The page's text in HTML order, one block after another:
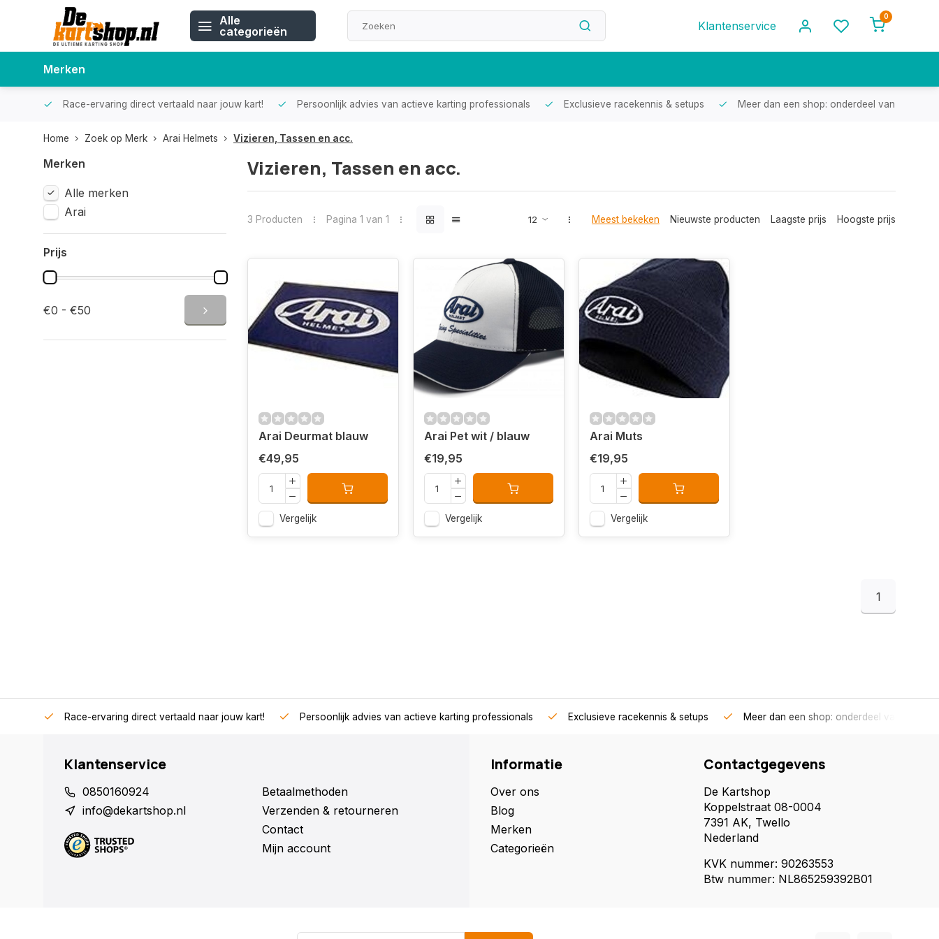
Alle
categorieën
Klantenservice
0
Merken
Race-ervaring direct vertaald naar jouw kart! Persoonlijk advies van actieve karting professionals Exclusieve racekennis & setups Meer dan een shop: onderdeel van een
Home Zoek op Merk Arai Helmets Vizieren, Tassen en acc.
Merken
Alle merken
Arai
Prijs
€0 - €50
Vizieren, Tassen en acc.
3 Producten Pagina 1 van 1 Meest bekeken Nieuwste producten Laagste prijs Hoogste prijs
Arai Deurmat blauw
€49,95
Vergelijk
Arai Pet wit / blauw
€19,95
Vergelijk
Arai Muts
€19,95
Vergelijk
1
Race-ervaring direct vertaald naar jouw kart! Persoonlijk advies van actieve karting professionals Exclusieve racekennis & setups Meer dan een shop: onderdeel van een
Klantenservice
0850160924
info@dekartshop.nl
Betaalmethoden
Verzenden & retourneren
Contact
Mijn account
Informatie
Over ons
Blog
Merken
Categorieën
Contactgegevens
De Kartshop
Koppelstraat 08-0004
7391 AK, Twello
Nederland
KVK nummer: 90263553
Btw nummer: NL865259392B01